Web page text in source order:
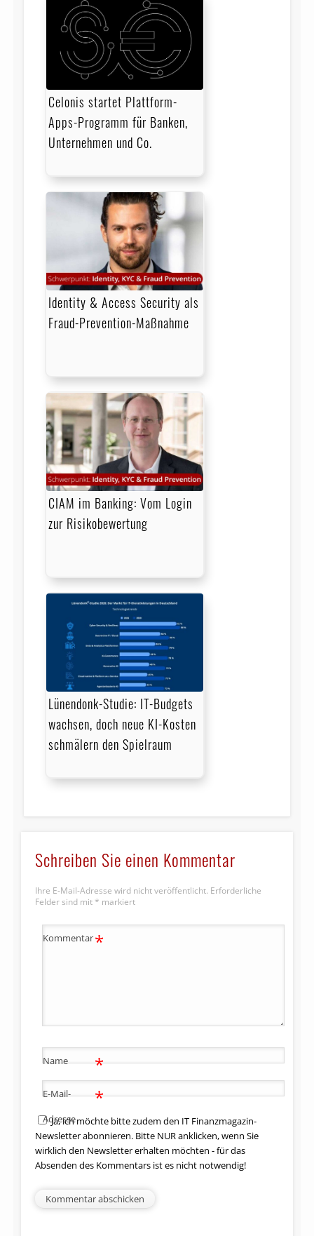
Celonis startet Plattform-
Apps-Programm für Banken,
Unternehmen und Co.
Identity & Access Security als
Fraud-Prevention-Maßnahme
CIAM im Banking: Vom Login
zur Risikobewertung
Lünendonk-Studie: IT-Budgets
wachsen, doch neue KI-Kosten
schmälern den Spielraum
Schreiben Sie einen Kommentar
Ihre E-Mail-Adresse wird nicht veröffentlicht. Erforderliche
Felder sind mit * markiert
Kommentar*
Name *
E-Mail-
Adresse
*
Ja, ich möchte bitte zudem den IT Finanzmagazin-
Newsletter abonnieren. Bitte NUR anklicken, wenn Sie
wirklich den Newsletter erhalten möchten - für das
Absenden des Kommentars ist es nicht notwendig!